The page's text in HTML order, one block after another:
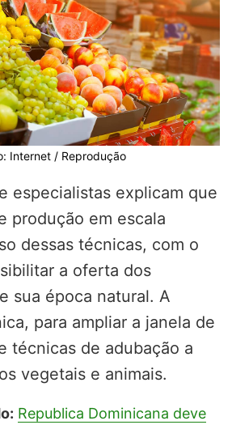
Internet / Reprodução
especialistas explicam que
produção em escala
dessas técnicas, com o
a oferta dos
sua época natural. A
para ampliar a janela de
técnicas de adubação a
vegetais e animais.
Republica Dominicana deve